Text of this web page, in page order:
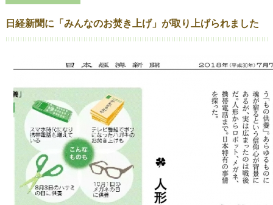
日経新聞に「みんなのお焚き上げ」が取り上げられました